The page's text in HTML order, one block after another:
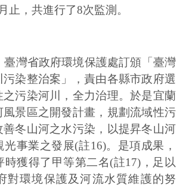
止，共進行了8次監測。
臺灣省政府環境保護處訂頒「臺灣
染整治案」，責由各縣市政府選
污染河川，全力治理。於是宜蘭
風景區之開發計畫，規劃流域性污
冬山河之水污染，以提昇冬山河
事業之發展(註16)。是項成果，
時獲得了甲等第二名(註17)，足以
對環境保護及河流水質維護的努